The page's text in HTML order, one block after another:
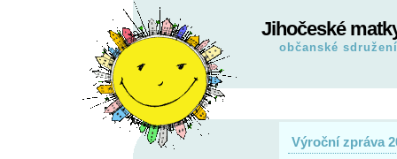
Jihočeské
občanské sdružení
Výroční zpráva